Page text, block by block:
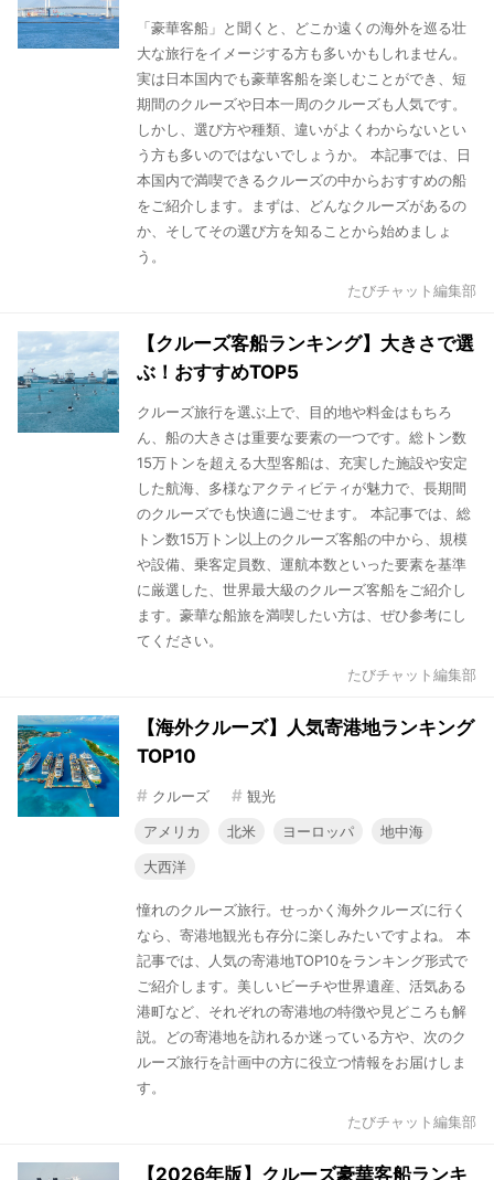
「豪華客船」と聞くと、どこか遠くの海外を巡る壮
大な旅行をイメージする方も多いかもしれません。
実は日本国内でも豪華客船を楽しむことができ、短
期間のクルーズや日本一周のクルーズも人気です。
しかし、選び方や種類、違いがよくわからないとい
う方も多いのではないでしょうか。 本記事では、日
本国内で満喫できるクルーズの中からおすすめの船
をご紹介します。まずは、どんなクルーズがあるの
か、そしてその選び方を知ることから始めましょ
う。
たびチャット編集部
【クルーズ客船ランキング】大きさで選
ぶ！おすすめTOP5
クルーズ旅行を選ぶ上で、目的地や料金はもちろ
ん、船の大きさは重要な要素の一つです。総トン数
15万トンを超える大型客船は、充実した施設や安定
した航海、多様なアクティビティが魅力で、長期間
のクルーズでも快適に過ごせます。 本記事では、総
トン数15万トン以上のクルーズ客船の中から、規模
や設備、乗客定員数、運航本数といった要素を基準
に厳選した、世界最大級のクルーズ客船をご紹介し
ます。豪華な船旅を満喫したい方は、ぜひ参考にし
てください。
たびチャット編集部
【海外クルーズ】人気寄港地ランキング
TOP10
# クルーズ # 観光
アメリカ
北米 ヨーロッパ
地中海
大西洋
憧れのクルーズ旅行。せっかく海外クルーズに行く
なら、寄港地観光も存分に楽しみたいですよね。 本
記事では、人気の寄港地TOP10をランキング形式で
ご紹介します。美しいビーチや世界遺産、活気ある
港町など、それぞれの寄港地の特徴や見どころも解
説。どの寄港地を訪れるか迷っている方や、次のク
ルーズ旅行を計画中の方に役立つ情報をお届けしま
す。
たびチャット編集部
【2026年版】クルーズ豪華客船ランキ